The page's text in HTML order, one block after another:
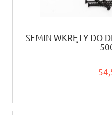
SEMIN WKRĘTY DO
-